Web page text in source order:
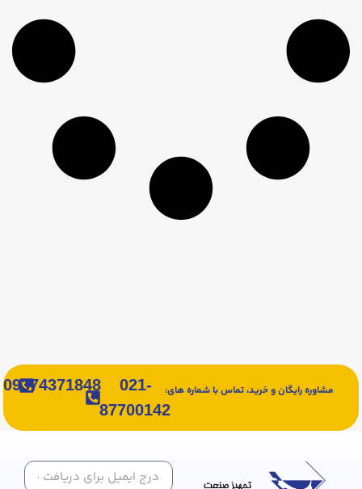
مشاوره رایگان و خرید، تماس با شماره های:
021-
87700142
09374371848